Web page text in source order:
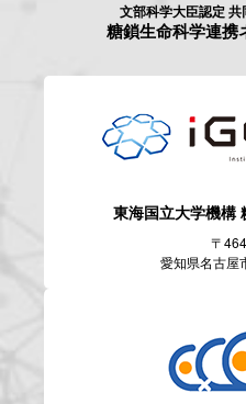
文部科学大臣認定
糖鎖生命科学連携
東海国立大学機構
〒
愛知県名古屋